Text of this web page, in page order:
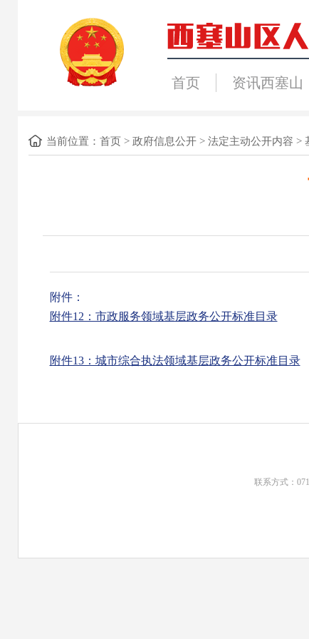
首页 资讯西塞山
当前位置： 首页> 政府信息公开> 法定主动公开内容 >
附件：
附件12：市政服务领域基层政务公开标准目录
附件13：城市综合执法领域基层政务公开标准目录
联系方式：